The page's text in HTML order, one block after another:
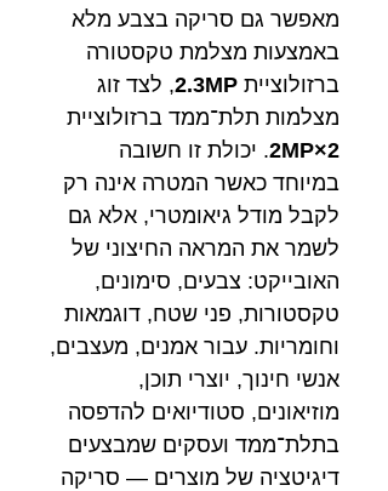
מאפשר גם סריקה בצבע מלא
באמצעות מצלמת טקסטורה
ברזולוציית 2.3MP, לצד זוג
מצלמות תלת־ממד ברזולוציית
2MP×2. יכולת זו חשובה
במיוחד כאשר המטרה אינה רק
לקבל מודל גיאומטרי, אלא גם
לשמר את המראה החיצוני של
האובייקט: צבעים, סימונים,
טקסטורות, פני שטח, דוגמאות
וחומריות. עבור אמנים, מעצבים,
אנשי חינוך, יוצרי תוכן,
מוזיאונים, סטודיואים להדפסה
בתלת־ממד ועסקים שמבצעים
דיגיטציה של מוצרים — סריקה